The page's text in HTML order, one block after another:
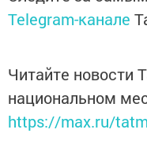
Telegram-канале
Читайте новости
национальном
https://max.ru/